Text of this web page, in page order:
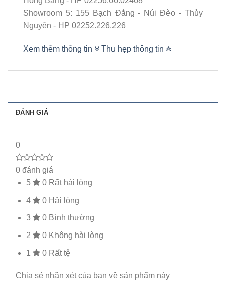
Showroom 5: 155 Bạch Đằng - Núi Đèo - Thủy
Nguyên - HP 02252.226.226
Xem thêm thông tin Thu hẹp thông tin
ĐÁNH GIÁ
0
0 đánh giá
5
0 Rất hài lòng
4 0 Hài lòng
3 0 Bình thường
2 0 Không hài lòng
1 0 Rất tệ
Chia sẻ nhận xét của bạn về sản phẩm này